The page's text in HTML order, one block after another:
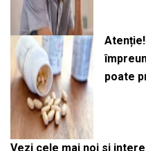
poate
Vezi cele mai noi si